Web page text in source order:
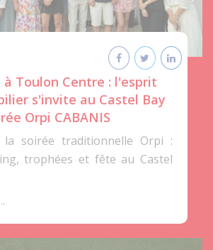
à Toulon Centre : l'esprit
s'invite au Castel Bay
Orpi CABANIS
la soirée traditionnelle Orpi :
trophées et fête au Castel